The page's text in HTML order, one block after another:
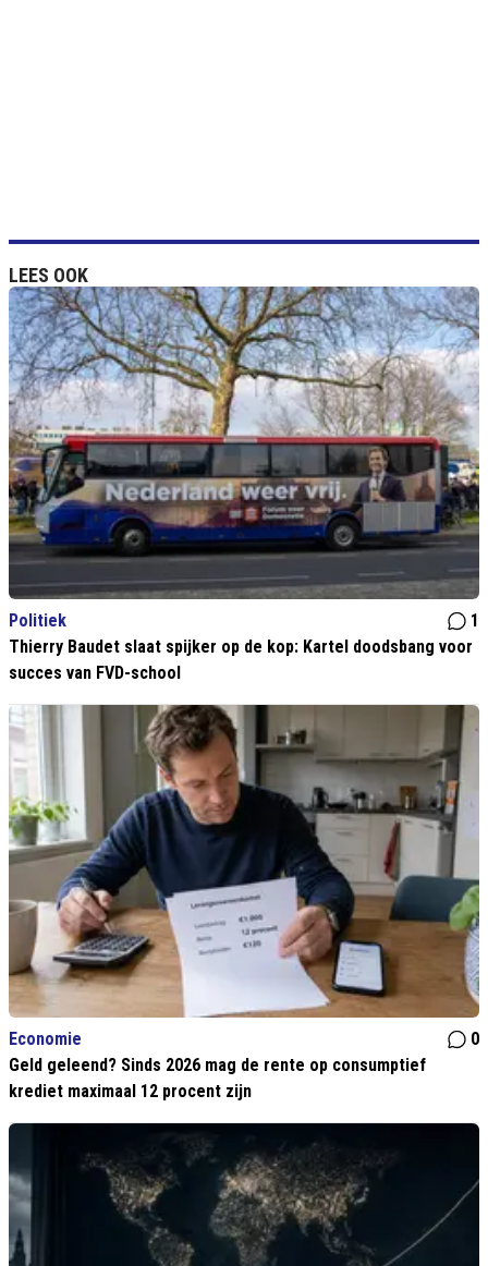
LEES OOK
Politiek
1
Thierry Baudet slaat spijker op de kop: Kartel doodsbang voor
succes van FVD-school
Economie
0
Geld geleend? Sinds 2026 mag de rente op consumptief
krediet maximaal 12 procent zijn